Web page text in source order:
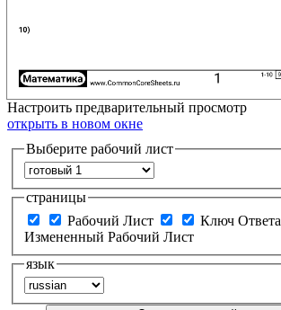
Настроить предварительный просмотр
открыть в новом окне
Выберите рабочий лист
страницы
Рабочий Лист
Ключ Ответа
Измененный Рабочий Лист
язык